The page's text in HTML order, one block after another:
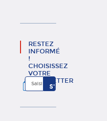
RESTEZ
INFORMÉ
!
CHOISISSEZ
VOTRE
NEWSLETTER